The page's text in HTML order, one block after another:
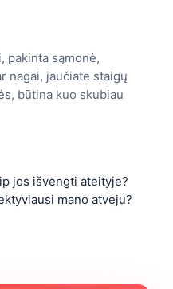
pakinta sąmonė,
nagai, jaučiate staigų
būtina kuo skubiau
jos išvengti ateityje?
mano atveju?